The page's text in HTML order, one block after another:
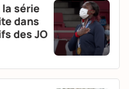
série
dans
des JO